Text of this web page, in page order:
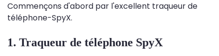
Commençons d'abord par l'excellent traqueur de
téléphone-SpyX.
1. Traqueur de téléphone SpyX